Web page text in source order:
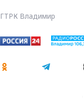
ГТРК Владимир